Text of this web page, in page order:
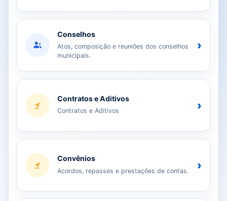
Conselhos
Atos, composição e reuniões dos conselhos
municipais.
›
Contratos e Aditivos
Contratos e Aditivos ›
Convênios
Acordos, repasses e prestações de contas. ›